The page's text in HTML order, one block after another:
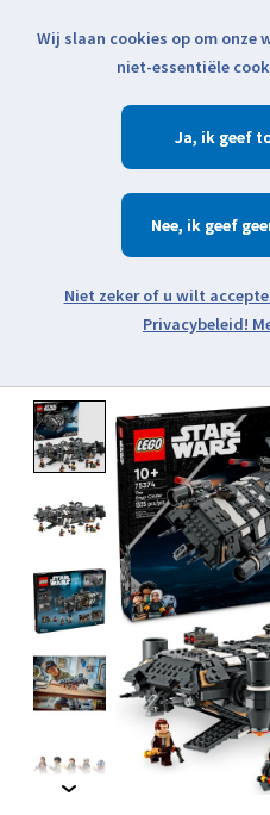
Klik voor actuele
Zoeken
Open
Product image
Wij slaan cookies op om onze
niet-essentiële
Ja
Nee